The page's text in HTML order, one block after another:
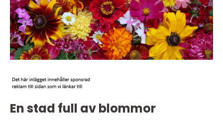
En stad full av blommor